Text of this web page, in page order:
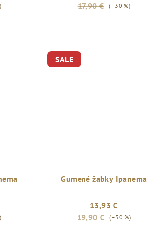
17,90 €
(–30 %)
SALE
Gumené žabky Ipanema
13,93 €
19,90 €
(–30 %)